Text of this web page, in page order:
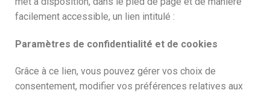
facilement accessible, un lien intitulé :
Paramètres de confidentialité et de cookies
Grâce à ce lien, vous pouvez gérer vos choix de
consentement, modifier vos préférences relatives aux